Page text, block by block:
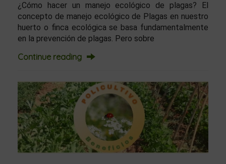
¿Cómo hacer un manejo ecológico de plagas? El
concepto de manejo ecológico de Plagas en nuestro
huerto o finca ecológica se basa fundamentalmente
en la prevención de plagas. Pero sobre
Continue reading